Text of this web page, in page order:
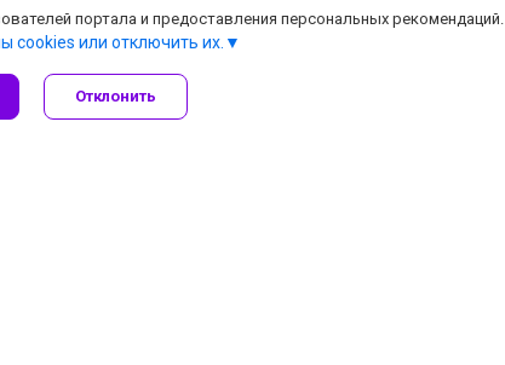
портала и предоставления персональных рекомендаций.
cookies или отключить их.
Отклонить